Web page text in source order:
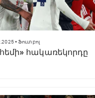
• Ֆուտբոլ
հակառեկորդը